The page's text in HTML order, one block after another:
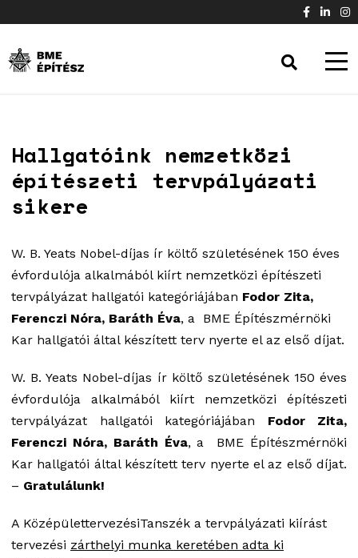
Hallgatóink nemzetközi
építészeti tervpályázati
sikere
W. B. Yeats Nobel-díjas ír költő születésének 150 éves
évfordulója alkalmából kiírt nemzetközi építészeti
tervpályázat hallgatói kategóriájában Fodor Zita,
Ferenczi Nóra, Baráth Éva, a BME Építészmérnöki
Kar hallgatói által készített terv nyerte el az első díjat.
W. B. Yeats Nobel-díjas ír költő születésének 150 éves
évfordulója alkalmából kiírt nemzetközi építészeti
tervpályázat hallgatói kategóriájában Fodor Zita,
Ferenczi Nóra, Baráth Éva, a BME Építészmérnöki
Kar hallgatói által készített terv nyerte el az első díjat.
– Gratulálunk!
A KözépülettervezésiTanszék a tervpályázati kiírást
tervezési zárthelyi munka keretében adta ki